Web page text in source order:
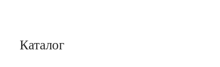
Каталог